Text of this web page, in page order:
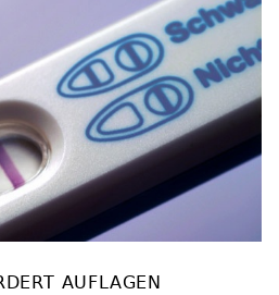
AUFLAGEN